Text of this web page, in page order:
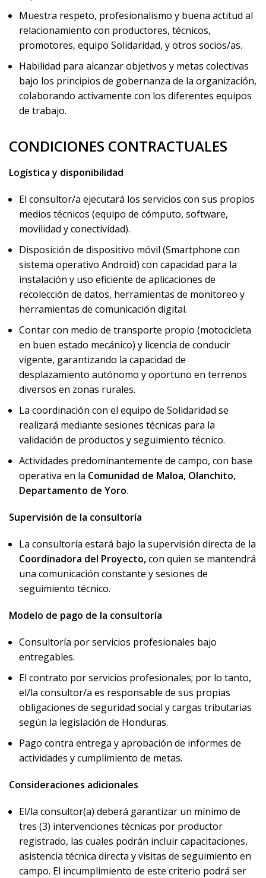
Muestra respeto, profesionalismo y buena actitud al
relacionamiento con productores, técnicos,
promotores, equipo Solidaridad, y otros socios/as.
Habilidad para alcanzar objetivos y metas colectivas
bajo los principios de gobernanza de la organización,
colaborando activamente con los diferentes equipos
de trabajo.
CONDICIONES CONTRACTUALES
Logística y disponibilidad
El consultor/a ejecutará los servicios con sus propios
medios técnicos (equipo de cómputo, software,
movilidad y conectividad).
Disposición de dispositivo móvil (Smartphone con
sistema operativo Android) con capacidad para la
instalación y uso eficiente de aplicaciones de
recolección de datos, herramientas de monitoreo y
herramientas de comunicación digital.
Contar con medio de transporte propio (motocicleta
en buen estado mecánico) y licencia de conducir
vigente, garantizando la capacidad de
desplazamiento autónomo y oportuno en terrenos
diversos en zonas rurales.
La coordinación con el equipo de Solidaridad se
realizará mediante sesiones técnicas para la
validación de productos y seguimiento técnico.
Actividades predominantemente de campo, con base
operativa en la Comunidad de Maloa, Olanchito,
Departamento de Yoro.
Supervisión de la consultoría
La consultoría estará bajo la supervisión directa de la
Coordinadora del Proyecto,con quien se mantendrá
una comunicación constante y sesiones de
seguimiento técnico.
Modelo de pago de la consultoría
Consultoría por servicios profesionales bajo
entregables.
El contrato por servicios profesionales; por lo tanto,
el/la consultor/a es responsable de sus propias
obligaciones de seguridad social y cargas tributarias
según la legislación de Honduras.
Pago contra entrega y aprobación de informes de
actividades y cumplimiento de metas.
Consideraciones adicionales
El/la consultor(a) deberá garantizar un mínimo de
tres (3) intervenciones técnicas por productor
registrado, las cuales podrán incluir capacitaciones,
asistencia técnica directa y visitas de seguimiento en
campo. El incumplimiento de este criterio podrá ser